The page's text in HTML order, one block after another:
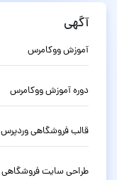
آگهی
آموزش ووکامرس
دوره آموزش ووکامرس
قالب فروشگاهی وردپرس
طراحی سایت فروشگاهی